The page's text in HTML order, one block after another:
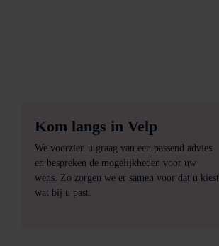
Kom langs in Velp
We voorzien u graag van een passend advies
en bespreken de mogelijkheden voor uw
wens. Zo zorgen we er samen voor dat u kiest
wat bij u past.